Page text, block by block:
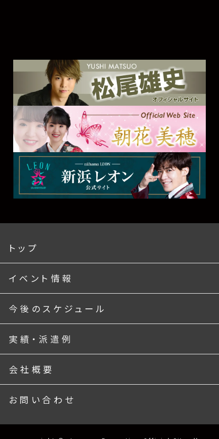
トップ
イベント情報
今後のスケジュール
実績・派遣例
会社概要
お問い合わせ